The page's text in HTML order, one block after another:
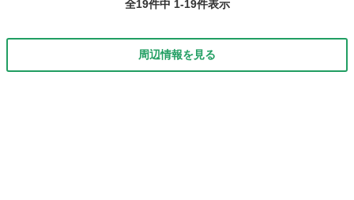
全19件中 1-19件表示
周辺情報を見る